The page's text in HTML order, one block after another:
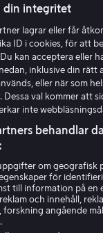
Regissör
Hyr 49 kr
din integritet
lagrar eller får
ID i cookies, för att
kan acceptera eller
inklusive din rätt
eller när som
Dessa val kommer att
inte
behandlar
om geografisk
för
till information på en
och innehåll,
forskning angående